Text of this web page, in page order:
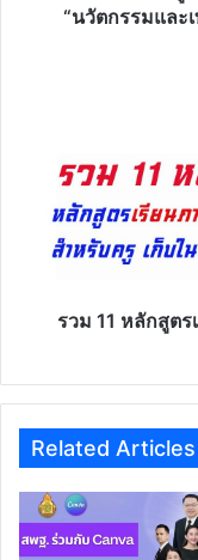
“นวัตกรรม
ทศวรรษ
“นวัตกรรมและ
เกียรติรวม 11 หลักสูตร
Related Articles